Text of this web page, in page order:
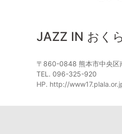
JAZZ IN おくら
〒860-0848 熊本市中央区
TEL. 096-325-920
HP. http://